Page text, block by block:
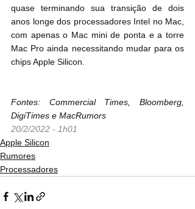
quase terminando sua transição de dois
anos longe dos processadores Intel no Mac,
com apenas o Mac mini de ponta e a torre
Mac Pro ainda necessitando mudar para os
chips Apple Silicon.
Fontes: Commercial Times, Bloomberg,
DigiTimes e MacRumors
20/2/2022 - 1h01
Apple Silicon
Rumores
Processadores